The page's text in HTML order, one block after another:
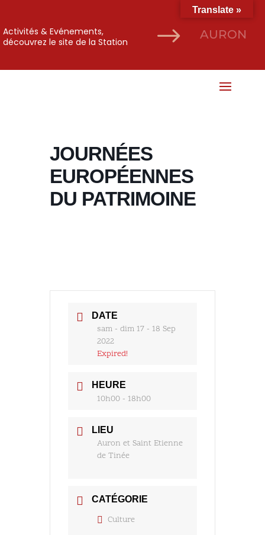
$
Activités & Evénements,
découvrez le site de la Station
AURON
JOURNÉES
EUROPÉENNES
DU PATRIMOINE
DATE
sam - dim 17 - 18 Sep
2022
Expired!
HEURE
10h00 - 18h00
LIEU
Auron et Saint Etienne
de Tinée
CATÉGORIE
Culture
Translate »